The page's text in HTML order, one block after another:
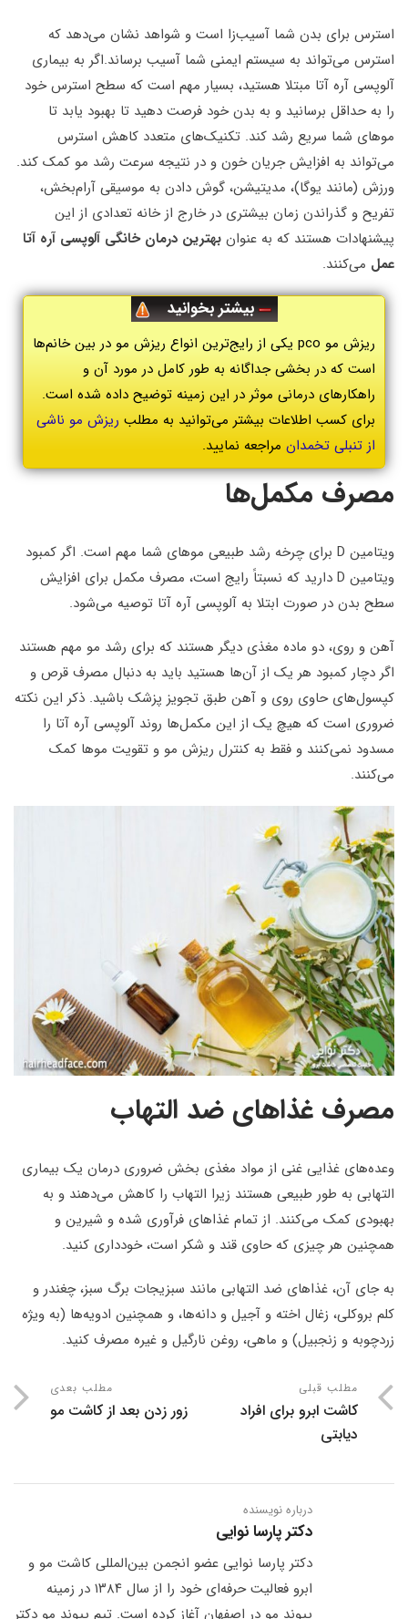
استرس برای بدن شما آسیب‌زا است و شواهد نشان می‌دهد که
استرس می‌تواند به سیستم ایمنی شما آسیب برساند.اگر به بیماری
آلوپسی آره آتا مبتلا هستید، بسیار مهم است که سطح استرس خود
را به حداقل برسانید و به بدن خود فرصت دهید تا بهبود یابد تا
موهای شما سریع رشد کند. تکنیک‌های متعدد کاهش استرس
می‌تواند به افزایش جریان خون و در نتیجه سرعت رشد مو کمک کند.
ورزش (مانند یوگا)، مدیتیشن، گوش دادن به موسیقی آرام‌بخش،
تفریح و گذراندن زمان بیشتری در خارج از خانه تعدادی از این
پیشنهادات هستند که به عنوان بهترین درمان خانگی آلوپسی آره آتا
عمل می‌کنند.
بیشتر بخوانید
ریزش مو pco یکی از رایج‌ترین انواع ریزش مو در بین خانم‌ها
است که در بخشی جداگانه به طور کامل در مورد آن و
راهکارهای درمانی موثر در این زمینه توضیح داده شده است.
برای کسب اطلاعات بیشتر می‌توانید به مطلب ریزش مو ناشی
از تنبلی تخمدان مراجعه نمایید.
مصرف مکمل‌ها
ویتامین D برای چرخه رشد طبیعی موهای شما مهم است. اگر کمبود
ویتامین D دارید که نسبتاً رایج است، مصرف مکمل برای افزایش
سطح بدن در صورت ابتلا به آلوپسی آره آتا توصیه می‌شود.
آهن و روی، دو ماده مغذی دیگر هستند که برای رشد مو مهم هستند
اگر دچار کمبود هر یک از آن‌ها هستید باید به دنبال مصرف قرص و
کپسول‌‌های حاوی روی و آهن طبق تجویز پزشک باشید. ذکر این نکته
ضروری است که هیچ یک از این مکمل‌ها روند آلوپسی آره آتا را
مسدود نمی‌کنند و فقط به کنترل ریزش مو و تقویت موها کمک
می‌کنند.
مصرف غذاهای ضد التهاب
وعده‌های غذایی غنی از مواد مغذی بخش ضروری درمان یک بیماری
التهابی به طور طبیعی هستند زیرا التهاب را کاهش می‌دهند و به
بهبودی کمک می‌کنند. از تمام غذاهای فرآوری شده و شیرین و
همچنین هر چیزی که حاوی قند و شکر است، خودداری کنید.
به جای آن، غذاهای ضد التهابی مانند سبزیجات برگ سبز، چغندر و
کلم بروکلی، زغال اخته و آجیل و دانه‌ها، و همچنین ادویه‌ها (به ویژه
زردچوبه و زنجبیل) و ماهی، روغن نارگیل و غیره مصرف کنید.
مطلب قبلی
کاشت ابرو برای افراد
دیابتی
مطلب بعدی
زور زدن بعد از کاشت مو
درباره نویسنده
دکتر پارسا نوایی
دکتر پارسا نوایی عضو انجمن بین‌المللی کاشت مو و
ابرو فعالیت حرفه‌ای خود را از سال ۱۳۸۴ در زمینه
پیوند مو در اصفهان آغاز کرده است. تیم پیوند مو دکتر